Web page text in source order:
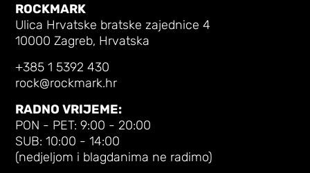
ROCKMARK
Ulica Hrvatske bratske zajednice 4
10000 Zagreb, Hrvatska
+385 1 5392 430
rock@rockmark.hr
RADNO VRIJEME:
PON - PET: 9:00 - 20:00
SUB: 10:00 - 14:00
(nedjeljom i blagdanima ne radimo)